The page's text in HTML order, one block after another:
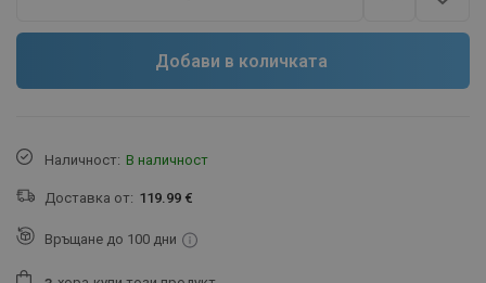
Добави в количката
Наличност: В наличност
Доставка от: 119.99 €
Връщане до 100 дни